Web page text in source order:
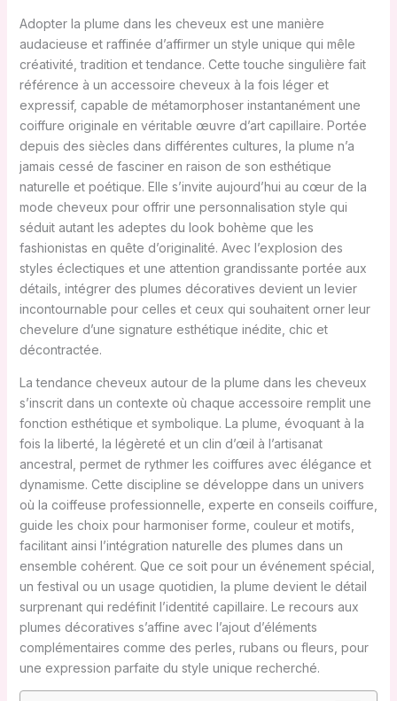
Adopter la plume dans les cheveux est une manière
audacieuse et raffinée d’affirmer un style unique qui mêle
créativité, tradition et tendance. Cette touche singulière fait
référence à un accessoire cheveux à la fois léger et
expressif, capable de métamorphoser instantanément une
coiffure originale en véritable œuvre d’art capillaire. Portée
depuis des siècles dans différentes cultures, la plume n’a
jamais cessé de fasciner en raison de son esthétique
naturelle et poétique. Elle s’invite aujourd’hui au cœur de la
mode cheveux pour offrir une personnalisation style qui
séduit autant les adeptes du look bohème que les
fashionistas en quête d’originalité. Avec l’explosion des
styles éclectiques et une attention grandissante portée aux
détails, intégrer des plumes décoratives devient un levier
incontournable pour celles et ceux qui souhaitent orner leur
chevelure d’une signature esthétique inédite, chic et
décontractée.
La tendance cheveux autour de la plume dans les cheveux
s’inscrit dans un contexte où chaque accessoire remplit une
fonction esthétique et symbolique. La plume, évoquant à la
fois la liberté, la légèreté et un clin d’œil à l’artisanat
ancestral, permet de rythmer les coiffures avec élégance et
dynamisme. Cette discipline se développe dans un univers
où la coiffeuse professionnelle, experte en conseils coiffure,
guide les choix pour harmoniser forme, couleur et motifs,
facilitant ainsi l’intégration naturelle des plumes dans un
ensemble cohérent. Que ce soit pour un événement spécial,
un festival ou un usage quotidien, la plume devient le détail
surprenant qui redéfinit l’identité capillaire. Le recours aux
plumes décoratives s’affine avec l’ajout d’éléments
complémentaires comme des perles, rubans ou fleurs, pour
une expression parfaite du style unique recherché.